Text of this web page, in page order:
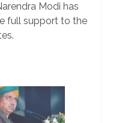
Modi has
full support to the